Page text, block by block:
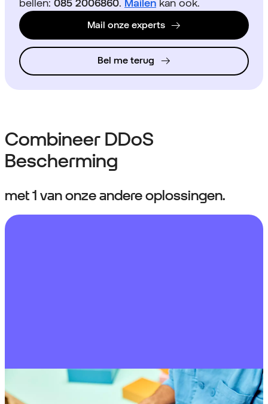
bellen: 085 2006860. Mailen kan ook.
Mail onze experts
Bel me terug
Combineer DDoS
Bescherming
met 1 van onze andere oplossingen.